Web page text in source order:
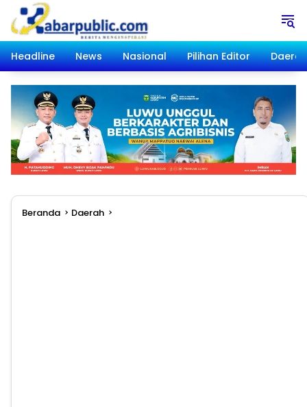
Langsung
konten
Headline
News Nasional Pilihan Editor Daerah
Beranda Daerah